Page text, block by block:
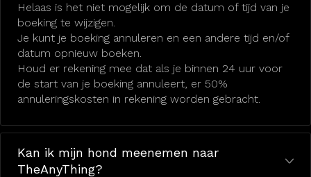
Helaas is het niet mogelijk om de datum of tijd van je
boeking te wijzigen.
Je kunt je boeking annuleren en een andere tijd en/of
datum opnieuw boeken.
Houd er rekening mee dat als je binnen 24 uur voor
de start van je boeking annuleert, er 50%
annuleringskosten in rekening worden gebracht.
Kan ik mijn hond meenemen naar
TheAnyThing?